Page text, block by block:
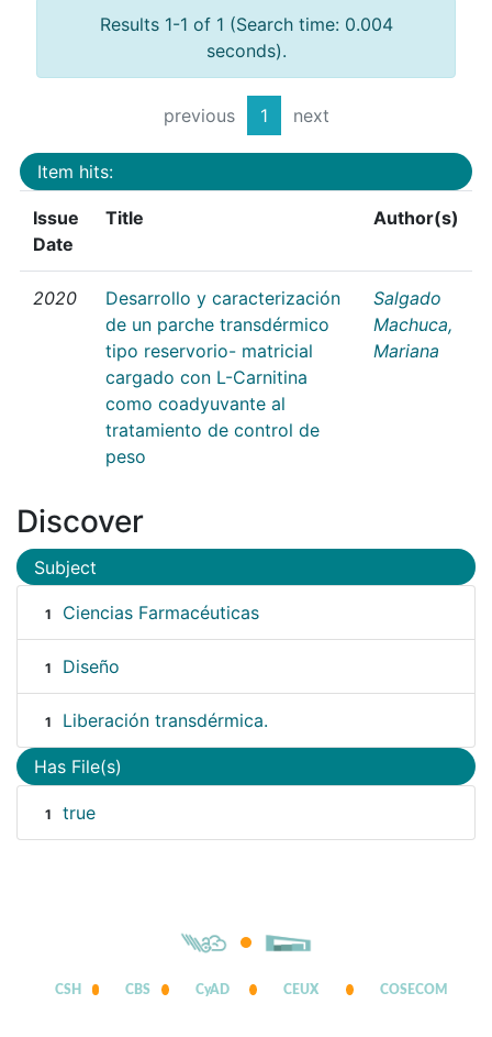
Results 1-1 of 1 (Search time: 0.004
seconds).
previous 1 next
Item hits:
Issue
Date
Title Author(s)
2020
Desarrollo y caracterización
de un parche transdérmico
tipo reservorio- matricial
cargado con L-Carnitina
como coadyuvante al
tratamiento de control de
peso
Salgado
Machuca,
Mariana
Discover
Subject
1 Ciencias Farmacéuticas
1 Diseño
1 Liberación transdérmica.
Has File(s)
1 true
CSH CBS CyAD CEUX COSECOM